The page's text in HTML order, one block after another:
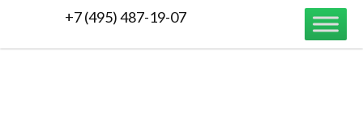
+7 (495) 487-19-07